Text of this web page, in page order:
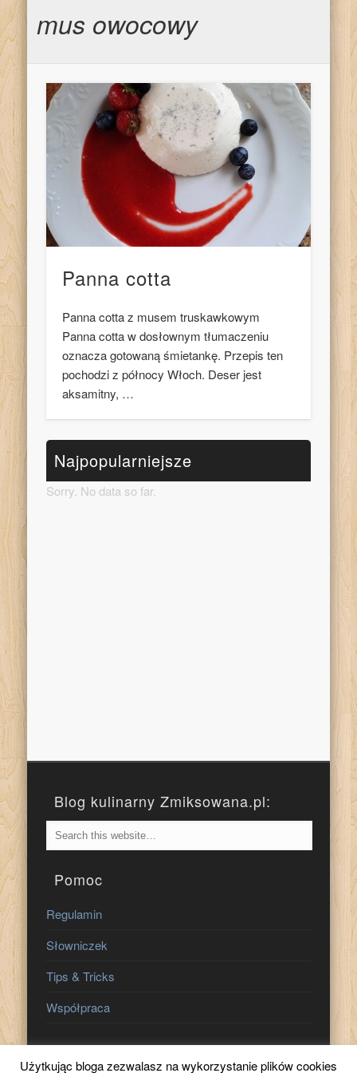
mus owocowy
Panna cotta
Panna cotta z musem truskawkowym
Panna cotta w dosłownym tłumaczeniu
oznacza gotowaną śmietankę. Przepis ten
pochodzi z północy Włoch. Deser jest
aksamitny, …
Najpopularniejsze
Sorry. No data so far.
Blog kulinarny Zmiksowana.pl:
Pomoc
Regulamin
Słowniczek
Tips & Tricks
Współpraca
Znajdź nas na:
Użytkując bloga zezwalasz na wykorzystanie plików cookies